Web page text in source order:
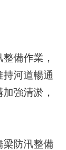
備作業，
持河道暢通
強清淤，
梁防汛整備